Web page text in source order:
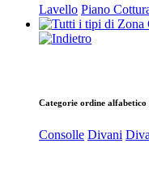
Lavello Piano
Categorie ordine alfabetico
Consolle Divani